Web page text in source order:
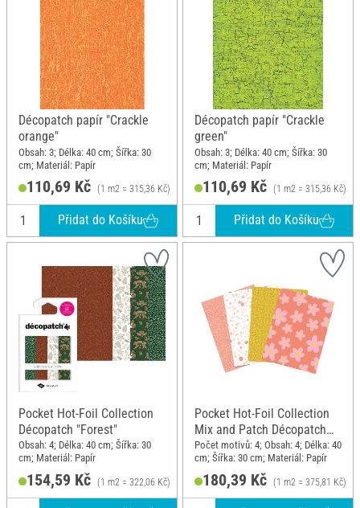
Décopatch papír "Crackle
orange"
Obsah: 3; Délka: 40 cm; Šířka: 30
cm; Materiál: Papír
110,69 Kč (1 m2 = 315,36 Kč)
Přidat do Košíku
Décopatch papír "Crackle
green"
Obsah: 3; Délka: 40 cm; Šířka: 30
cm; Materiál: Papír
110,69 Kč (1 m2 = 315,36 Kč)
Přidat do Košíku
Pocket Hot-Foil Collection
Décopatch "Forest"
Obsah: 4; Délka: 40 cm; Šířka: 30
cm; Materiál: Papír
154,59 Kč (1 m2 = 322,06 Kč)
Pocket Hot-Foil Collection
Mix and Patch Décopatch
"Sunny Flowers"
Počet motivů: 4; Obsah: 4; Délka: 40
cm; Šířka: 30 cm; Materiál: Papír
180,39 Kč (1 m2 = 375,81 Kč)